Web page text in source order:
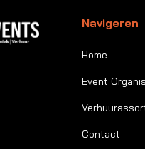
Navigeren
Home
Event
Contact